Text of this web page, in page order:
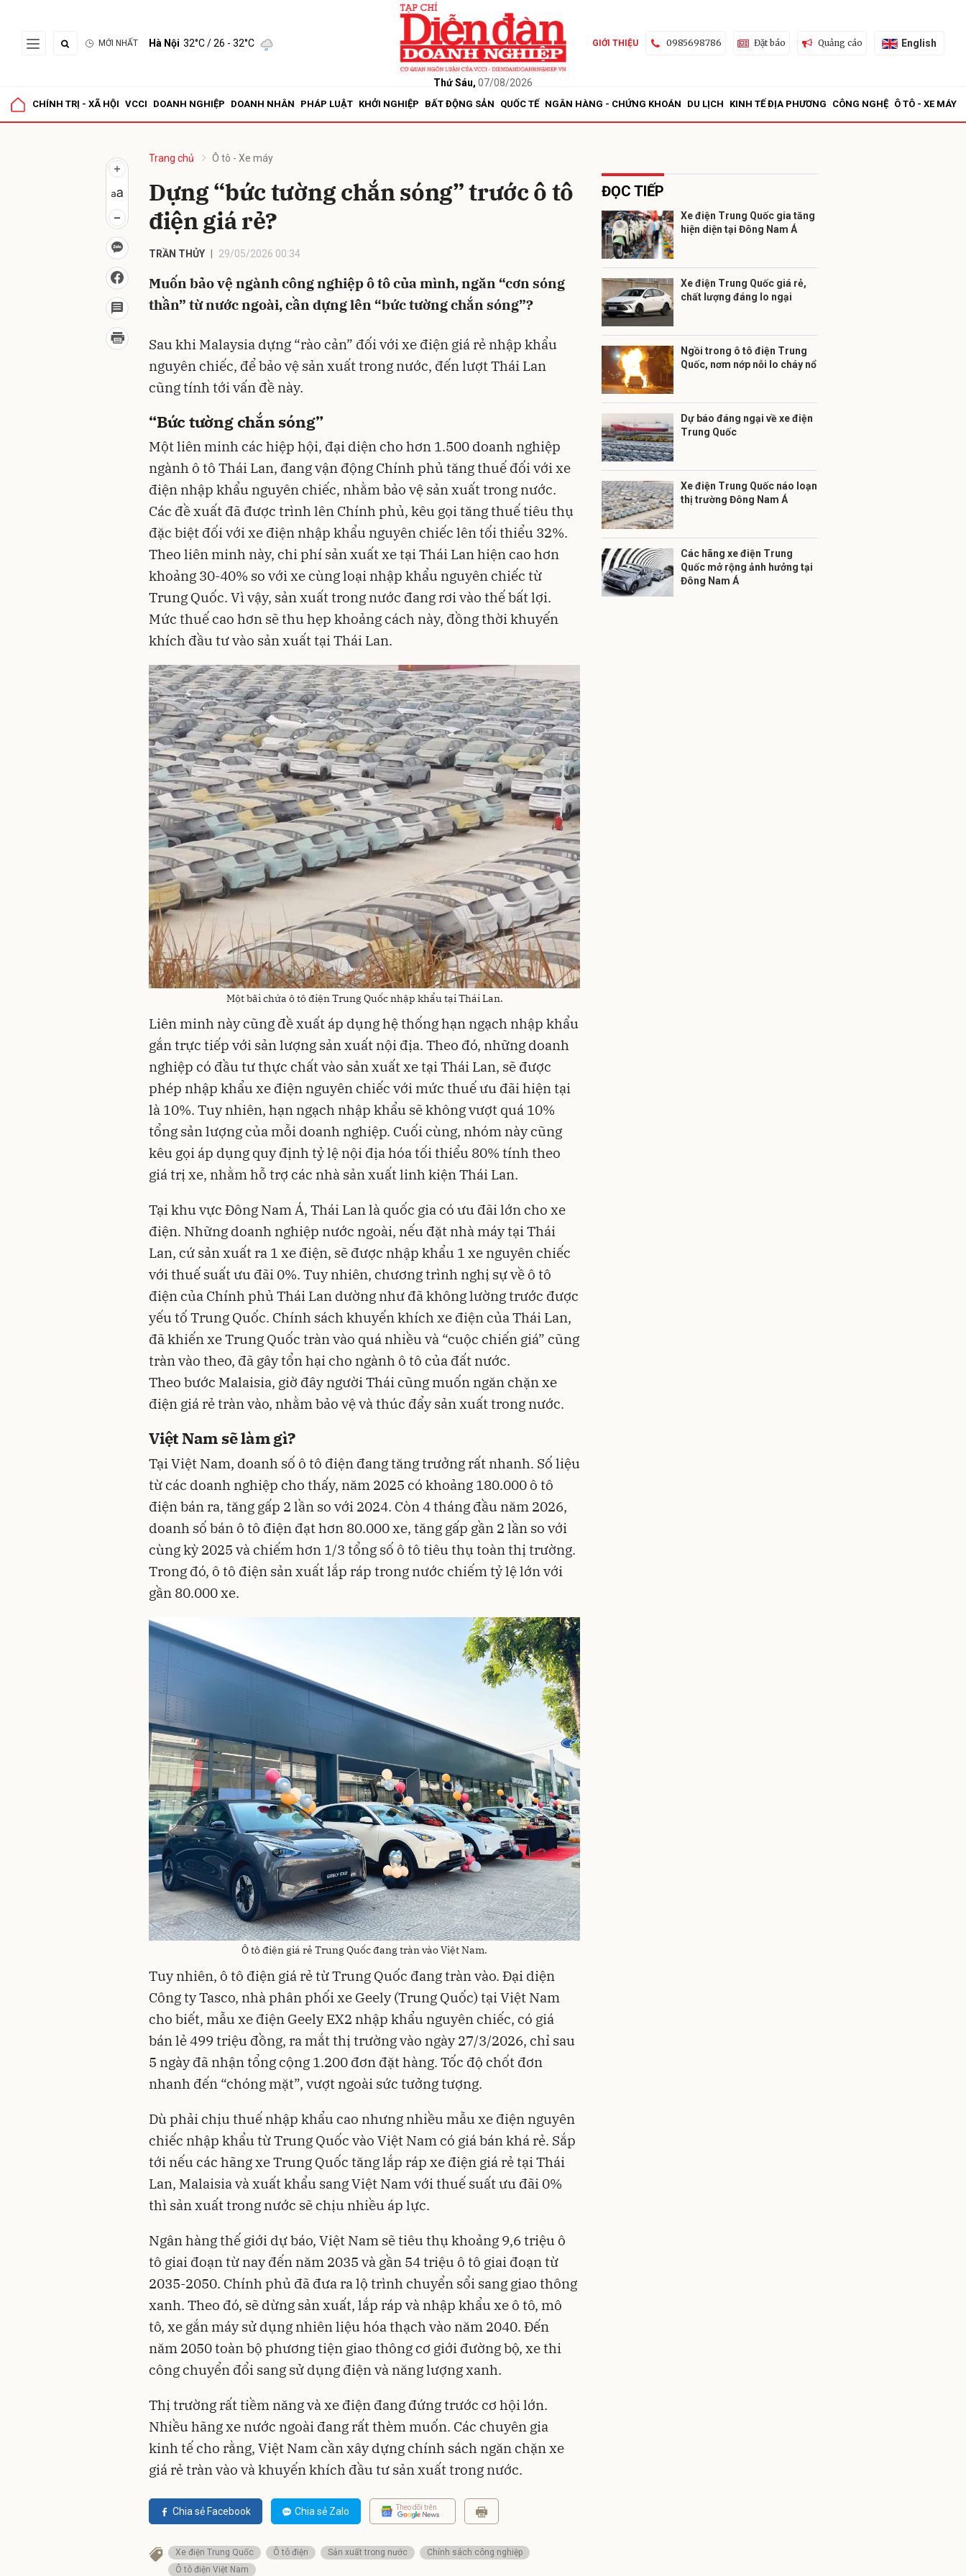
MỚI NHẤT Hà Nội 32°C/ 26 - 32°C
Thứ Sáu, 07/08/2026
GIỚI THIỆU 0985698786 Đặt báo Quảng cáo English
CHÍNH TRỊ - XÃ HỘI VCCI DOANH NGHIỆP DOANH NHÂN PHÁP LUẬT KHỞI NGHIỆP BẤT ĐỘNG SẢN QUỐC TẾ NGÂN HÀNG - CHỨNG KHOÁN DU LỊCH KINH TẾ ĐỊA PHƯƠNG CÔNG NGHỆ Ô TÔ - XE MÁY
Trang chủ Ô tô - Xe máy
Dựng “bức tường chắn sóng” trước ô tô
điện giá rẻ?
TRẦN THỦY 29/05/2026 00:34
Muốn bảo vệ ngành công nghiệp ô tô của mình, ngăn “cơn sóng
thần” từ nước ngoài, cần dựng lên “bức tường chắn sóng”?
Sau khi Malaysia dựng “rào cản” đối với xe điện giá rẻ nhập khẩu
nguyên chiếc, để bảo vệ sản xuất trong nước, đến lượt Thái Lan
cũng tính tới vấn đề này.
“Bức tường chắn sóng”
Một liên minh các hiệp hội, đại diện cho hơn 1.500 doanh nghiệp
ngành ô tô Thái Lan, đang vận động Chính phủ tăng thuế đối với xe
điện nhập khẩu nguyên chiếc, nhằm bảo vệ sản xuất trong nước.
Các đề xuất đã được trình lên Chính phủ, kêu gọi tăng thuế tiêu thụ
đặc biệt đối với xe điện nhập khẩu nguyên chiếc lên tối thiểu 32%.
Theo liên minh này, chi phí sản xuất xe tại Thái Lan hiện cao hơn
khoảng 30-40% so với xe cùng loại nhập khẩu nguyên chiếc từ
Trung Quốc. Vì vậy, sản xuất trong nước đang rơi vào thế bất lợi.
Mức thuế cao hơn sẽ thu hẹp khoảng cách này, đồng thời khuyến
khích đầu tư vào sản xuất tại Thái Lan.
Một bãi chứa ô tô điện Trung Quốc nhập khẩu tại Thái Lan.
Liên minh này cũng đề xuất áp dụng hệ thống hạn ngạch nhập khẩu
gắn trực tiếp với sản lượng sản xuất nội địa. Theo đó, những doanh
nghiệp có đầu tư thực chất vào sản xuất xe tại Thái Lan, sẽ được
phép nhập khẩu xe điện nguyên chiếc với mức thuế ưu đãi hiện tại
là 10%. Tuy nhiên, hạn ngạch nhập khẩu sẽ không vượt quá 10%
tổng sản lượng của mỗi doanh nghiệp. Cuối cùng, nhóm này cũng
kêu gọi áp dụng quy định tỷ lệ nội địa hóa tối thiểu 80% tính theo
giá trị xe, nhằm hỗ trợ các nhà sản xuất linh kiện Thái Lan.
Tại khu vực Đông Nam Á, Thái Lan là quốc gia có ưu đãi lớn cho xe
điện. Những doanh nghiệp nước ngoài, nếu đặt nhà máy tại Thái
Lan, cứ sản xuất ra 1 xe điện, sẽ được nhập khẩu 1 xe nguyên chiếc
với thuế suất ưu đãi 0%. Tuy nhiên, chương trình nghị sự về ô tô
điện của Chính phủ Thái Lan dường như đã không lường trước được
yếu tố Trung Quốc. Chính sách khuyến khích xe điện của Thái Lan,
đã khiến xe Trung Quốc tràn vào quá nhiều và “cuộc chiến giá” cũng
tràn vào theo, đã gây tổn hại cho ngành ô tô của đất nước.
Theo bước Malaisia, giờ đây người Thái cũng muốn ngăn chặn xe
điện giá rẻ tràn vào, nhằm bảo vệ và thúc đẩy sản xuất trong nước.
Việt Nam sẽ làm gì?
Tại Việt Nam, doanh số ô tô điện đang tăng trưởng rất nhanh. Số liệu
từ các doanh nghiệp cho thấy, năm 2025 có khoảng 180.000 ô tô
điện bán ra, tăng gấp 2 lần so với 2024. Còn 4 tháng đầu năm 2026,
doanh số bán ô tô điện đạt hơn 80.000 xe, tăng gấp gần 2 lần so với
cùng kỳ 2025 và chiếm hơn 1/3 tổng số ô tô tiêu thụ toàn thị trường.
Trong đó, ô tô điện sản xuất lắp ráp trong nước chiếm tỷ lệ lớn với
gần 80.000 xe.
Ô tô điện giá rẻ Trung Quốc đang tràn vào Việt Nam.
Tuy nhiên, ô tô điện giá rẻ từ Trung Quốc đang tràn vào. Đại diện
Công ty Tasco, nhà phân phối xe Geely (Trung Quốc) tại Việt Nam
cho biết, mẫu xe điện Geely EX2 nhập khẩu nguyên chiếc, có giá
bán lẻ 499 triệu đồng, ra mắt thị trường vào ngày 27/3/2026, chỉ sau
5 ngày đã nhận tổng cộng 1.200 đơn đặt hàng. Tốc độ chốt đơn
nhanh đến “chóng mặt”, vượt ngoài sức tưởng tượng.
Dù phải chịu thuế nhập khẩu cao nhưng nhiều mẫu xe điện nguyên
chiếc nhập khẩu từ Trung Quốc vào Việt Nam có giá bán khá rẻ. Sắp
tới nếu các hãng xe Trung Quốc tăng lắp ráp xe điện giá rẻ tại Thái
Lan, Malaisia và xuất khẩu sang Việt Nam với thuế suất ưu đãi 0%
thì sản xuất trong nước sẽ chịu nhiều áp lực.
Ngân hàng thế giới dự báo, Việt Nam sẽ tiêu thụ khoảng 9,6 triệu ô
tô giai đoạn từ nay đến năm 2035 và gần 54 triệu ô tô giai đoạn từ
2035-2050. Chính phủ đã đưa ra lộ trình chuyển sổi sang giao thông
xanh. Theo đó, sẽ dừng sản xuất, lắp ráp và nhập khẩu xe ô tô, mô
tô, xe gắn máy sử dụng nhiên liệu hóa thạch vào năm 2040. Đến
năm 2050 toàn bộ phương tiện giao thông cơ giới đường bộ, xe thi
công chuyển đổi sang sử dụng điện và năng lượng xanh.
Thị trường rất tiềm năng và xe điện đang đứng trước cơ hội lớn.
Nhiều hãng xe nước ngoài đang rất thèm muốn. Các chuyên gia
kinh tế cho rằng, Việt Nam cần xây dựng chính sách ngăn chặn xe
giá rẻ tràn vào và khuyến khích đầu tư sản xuất trong nước.
Chia sẻ Facebook Chia sẻ Zalo Theo dõi trên
Xe điện Trung Quốc Ô tô điện Sản xuất trong nước
Chính sách công nghiệp
Ô tô điện Việt Nam
ĐỌC TIẾP
Xe điện Trung Quốc gia tăng
hiện diện tại Đông Nam Á
Xe điện Trung Quốc giá rẻ,
chất lượng đáng lo ngại
Ngồi trong ô tô điện Trung
Quốc, nơm nớp nỗi lo cháy nổ
Dự báo đáng ngại về xe điện
Trung Quốc
Xe điện Trung Quốc náo loạn
thị trường Đông Nam Á
Các hãng xe điện Trung
Quốc mở rộng ảnh hưởng tại
Đông Nam Á
Gửi